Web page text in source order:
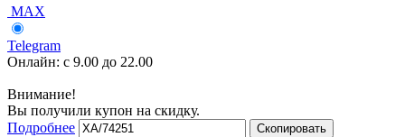
MAX
Telegram
Онлайн: с 9.00 до 22.00
Внимание!
Вы получили купон на скидку.
Подробнее
Скопировать